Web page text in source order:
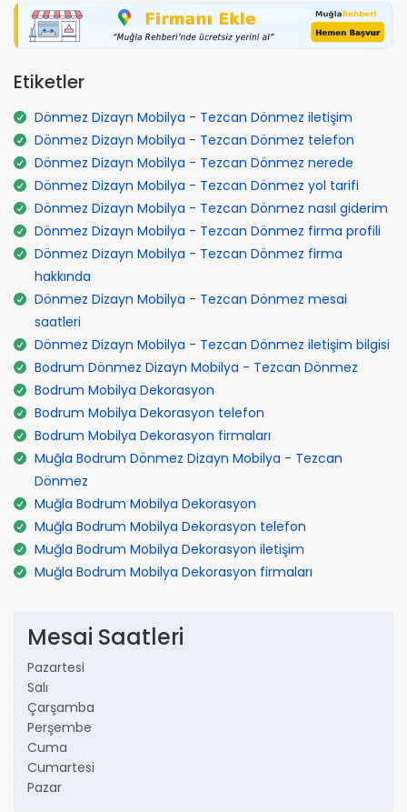
Etiketler
Dönmez Dizayn Mobilya - Tezcan Dönmez iletişim
Dönmez Dizayn Mobilya - Tezcan Dönmez telefon
Dönmez Dizayn Mobilya - Tezcan Dönmez nerede
Dönmez Dizayn Mobilya - Tezcan Dönmez yol tarifi
Dönmez Dizayn Mobilya - Tezcan Dönmez nasıl giderim
Dönmez Dizayn Mobilya - Tezcan Dönmez firma profili
Dönmez Dizayn Mobilya - Tezcan Dönmez firma
hakkında
Dönmez Dizayn Mobilya - Tezcan Dönmez mesai
saatleri
Dönmez Dizayn Mobilya - Tezcan Dönmez iletişim bilgisi
Bodrum Dönmez Dizayn Mobilya - Tezcan Dönmez
Bodrum Mobilya Dekorasyon
Bodrum Mobilya Dekorasyon telefon
Bodrum Mobilya Dekorasyon firmaları
Muğla Bodrum Dönmez Dizayn Mobilya - Tezcan
Dönmez
Muğla Bodrum Mobilya Dekorasyon
Muğla Bodrum Mobilya Dekorasyon telefon
Muğla Bodrum Mobilya Dekorasyon iletişim
Muğla Bodrum Mobilya Dekorasyon firmaları
Mesai Saatleri
Pazartesi
Salı
Çarşamba
Perşembe
Cuma
Cumartesi
Pazar